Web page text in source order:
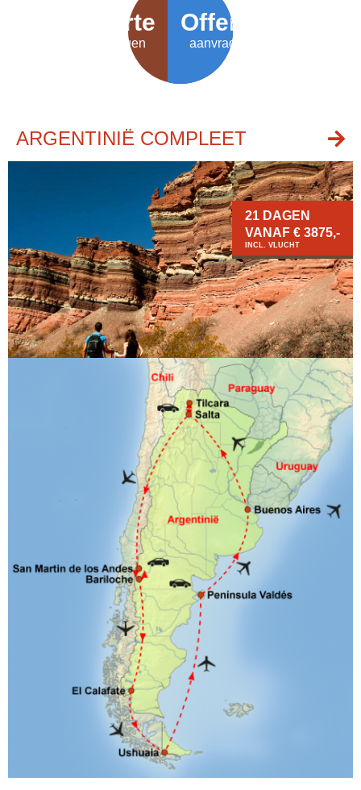
Offerte
aanvragen
ARGENTINIË COMPLEET
21 DAGEN
VANAF € 3875,-
INCL. VLUCHT